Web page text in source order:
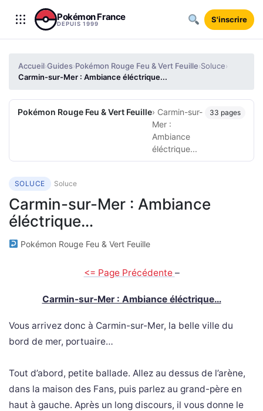
Aller au contenu
Pokémon France
DEPUIS 1999 S'inscrire
Accueil›Guides›Pokémon Rouge Feu & Vert Feuille›Soluce›
Carmin-sur-Mer : Ambiance éléctrique...
Pokémon Rouge Feu & Vert Feuille› Carmin-sur-
Mer :
Ambiance
éléctrique...
33 pages
SOLUCE Soluce
Carmin-sur-Mer : Ambiance
éléctrique…
Pokémon Rouge Feu & Vert Feuille
<= Page Précédente –
Carmin-sur-Mer : Ambiance éléctrique…
Vous arrivez donc à Carmin-sur-Mer, la belle ville du
bord de mer, portuaire…
Tout d’abord, petite ballade. Allez au dessus de l’arène,
dans la maison des Fans, puis parlez au grand-père en
haut à gauche. Après un long discours, il vous donne le